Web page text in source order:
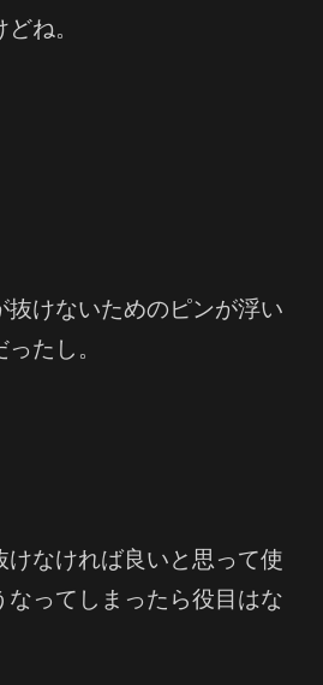
ね。
抜けないためのピンが浮い
たし。
けなければ良いと思って使
なってしまったら役目はな